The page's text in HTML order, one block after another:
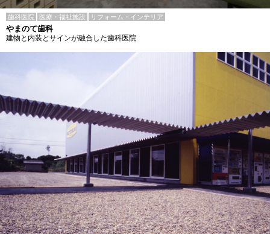
歯科医院 医療・福祉施設 リフォーム・インテリア
やまのて歯科
建物と内装とサインが融合した歯科医院